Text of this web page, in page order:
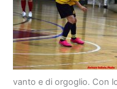
vanto e di orgoglio. Con